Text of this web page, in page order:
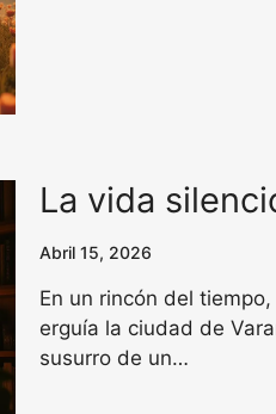
La vida
Abril 15, 2026
En un rincón del
erguía la ciudad de
susurro de un…